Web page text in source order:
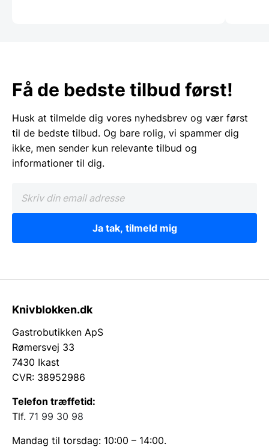
Få de bedste tilbud først!
Husk at tilmelde dig vores nyhedsbrev og vær først
til de bedste tilbud. Og bare rolig, vi spammer dig
ikke, men sender kun relevante tilbud og
informationer til dig.
Ja tak, tilmeld mig
Knivblokken.dk
Gastrobutikken ApS
Rømersvej 33
7430 Ikast
CVR: 38952986
Telefon træffetid:
Tlf. 71 99 30 98
Mandag til torsdag: 10:00 – 14:00.